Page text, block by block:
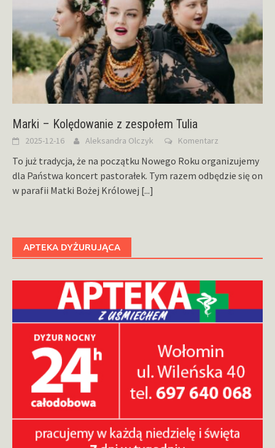
Marki – Kolędowanie z zespołem Tulia
2025-12-16 Aleksandra Olczyk Komentarz
To już tradycja, że na początku Nowego Roku organizujemy
dla Państwa koncert pastorałek. Tym razem odbędzie się on
w parafii Matki Bożej Królowej [...]
APTEKA DYŻURUJĄCA